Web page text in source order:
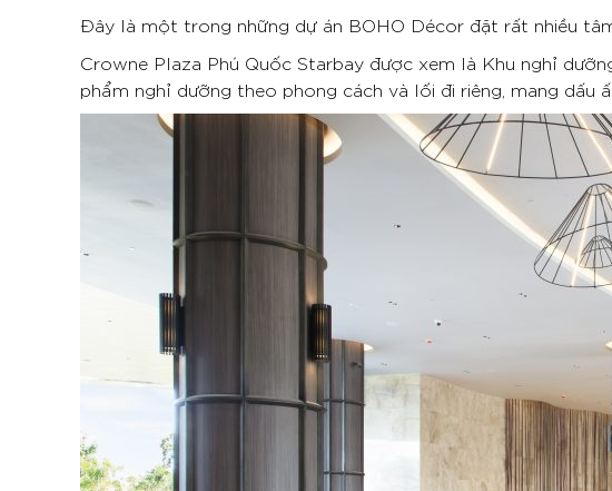
Đây là một trong những dự án BOHO Décor đặt rất nhiều
Crowne Plaza Phú Quốc Starbay được xem là Khu nghỉ
phẩm nghỉ dưỡng theo phong cách và lối đi riêng, mang dấu